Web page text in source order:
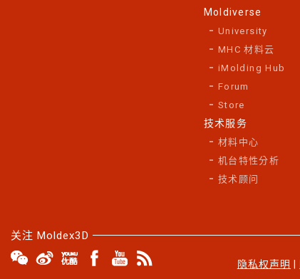
Moldiverse
University
MHC 材料云
iMolding Hub
Forum
Store
技术服务
材料中心
机台特性分析
技术顾问
关注 Moldex3D
隐私权声明